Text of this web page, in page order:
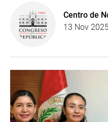
Centro de
13 Nov